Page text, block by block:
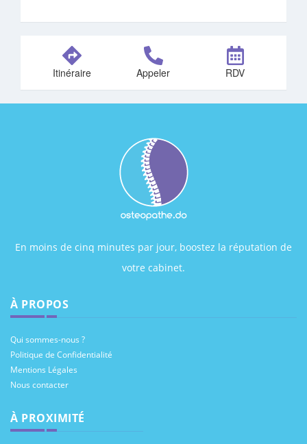
Itinéraire Appeler RDV
En moins de cinq minutes par jour, boostez la réputation de
votre cabinet.
À PROPOS
Qui sommes-nous ?
Politique de Confidentialité
Mentions Légales
Nous contacter
À PROXIMITÉ